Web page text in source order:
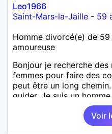
Leo1966
Saint-Mars-la-Jaille - 59
Homme divorcé(e) de
amoureuse
Bonjour je recherche
femmes pour faire des
peut être un long
guider. Je suis un
Voir